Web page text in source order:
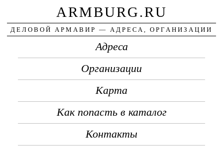
ARMBURG.RU
ДЕЛОВОЙ АРМАВИР — АДРЕСА, ОРГАНИЗАЦИИ
Адреса
Организации
Карта
Как попасть в каталог
Контакты